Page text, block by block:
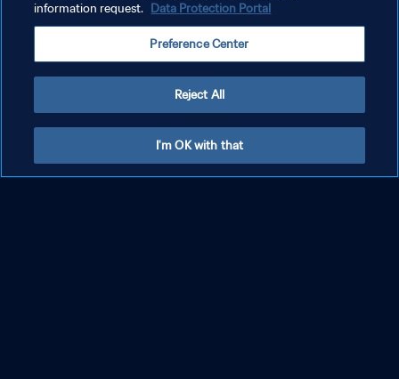
Argentina - Colombia | Semifinali | Coppa
del Mondo FIFA U-20 Cile 2025 | Highlights
information request. Data Protection Portal
Preference Center
Reject All
I'm OK with that